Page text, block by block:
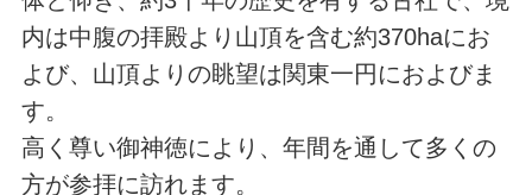
内は中腹の拝殿より山頂を含む約370haにお
よび、山頂よりの眺望は関東一円におよびま
す。
高く尊い御神徳により、年間を通して多くの
方が参拝に訪れます。